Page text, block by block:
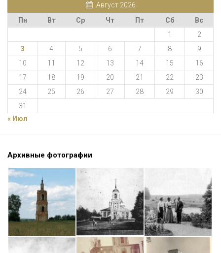
Август 2026
Пн
Вт Ср Чт Пт Сб
Вс
1
2
3
4 5 6 7 8
9
10
11 12 13 14 15
16
17
18 19 20 21 22
23
24
25 26 27 28 29
30
31
« Июл
Архивные фотографии